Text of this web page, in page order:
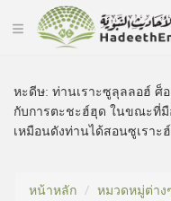
หะดีษ:ท่านเราะซูลุลลอฮ์ ศ็
กับการตะชะฮ์ฮุด ในขณะที่
เหมือนดังท่านได้สอนซูเราะ
หน้าหลัก หมวดหมู่​ต่าง